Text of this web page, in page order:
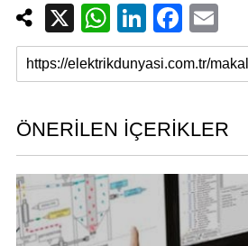
X
W
h
at
A
p
p
Li
n
k
dI
n
F
a
c
b
o
o
k
m
ail
ÖNERİLEN İÇERİKLER